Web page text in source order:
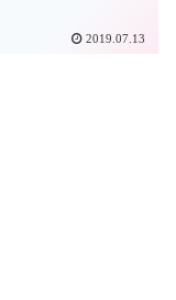
2019.07.13